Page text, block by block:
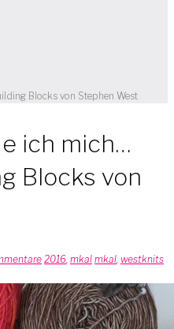
Blocks von Stephen West
ich mich…
Blocks von
2016, mkal mkal, westknits